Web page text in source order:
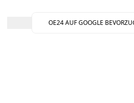
OE24 AUF GOOGLE